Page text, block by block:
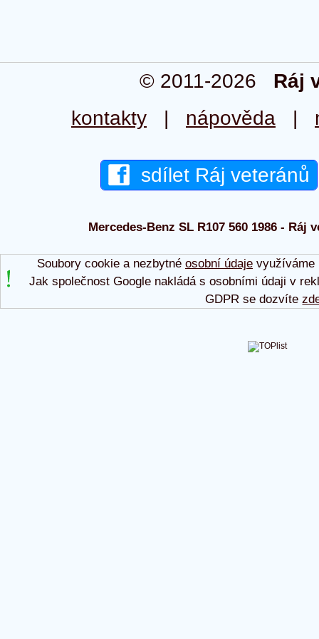
© 2011-2026 Ráj
kontakty | nápověda |
sdílet Ráj veteránů
Mercedes-Benz SL R107 560 1986 - Ráj
Soubory cookie a nezbytné osobní údajevyužíváme
Jak společnost Google nakládá s osobními údaji v
GDPR se dozvíte